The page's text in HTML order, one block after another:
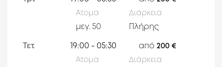
1. Στον πεζόδρομο τις βραδινές ώρες Παρασκευή
& Σάββατο διατίθεται ελεύθερο δημόσιο
πάρκινγκ, οπότε και σίγουρη στάθμευση για
φορτο-εκφόρτωση ή για επίτιμους καλεσμένους
2. Κατόπιν σχετικού αιτήματος, με επιπλέον
Άτομα
μεγ. 50
Διάρκεια
Πλήρης
Τετ 19:00 - 05:30 από 200 €
Άτομα
Διάρκεια